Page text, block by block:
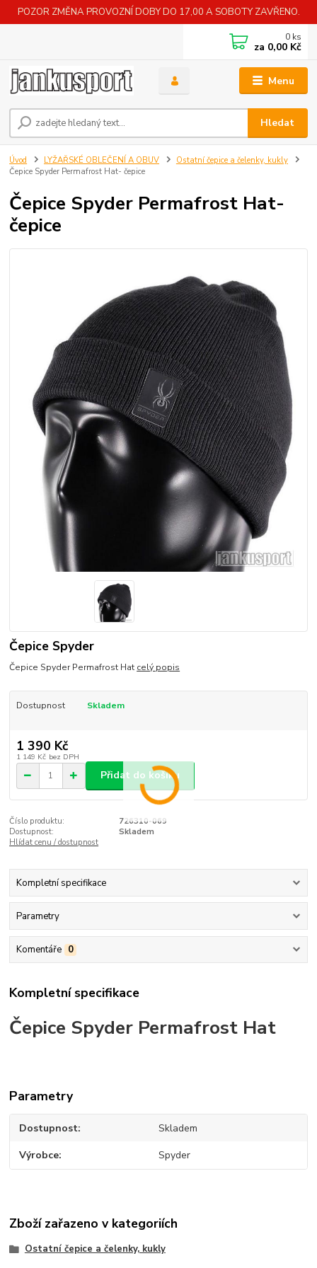
POZOR ZMĚNA PROVOZNÍ DOBY DO 17,00 A SOBOTY ZAVŘENO.
Menu
Hledat
0 ks
za 0,00 Kč
Úvod LYŽAŘSKÉ OBLEČENÍ A OBUV
Ostatní čepice a čelenky, kukly
Čepice Spyder Permafrost Hat- čepice
Čepice Spyder Permafrost Hat-
čepice
Čepice Spyder
Čepice Spyder Permafrost Hat celý popis
Dostupnost Skladem
1 390 Kč
1 149 Kč bez DPH
Přidat do košíku
Číslo produktu:
726310-069
Dostupnost:
Skladem
Hlídat cenu / dostupnost
Kompletní specifikace
Parametry
Komentáře 0
Kompletní specifikace
Čepice Spyder Permafrost Hat
Parametry
Dostupnost Skladem
Výrobce Spyder
Zboží zařazeno v kategoriích
Ostatní čepice a čelenky, kukly